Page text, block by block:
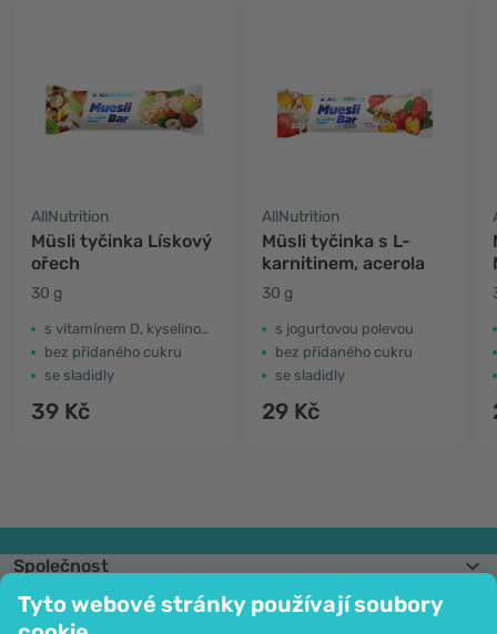
Tyto webové stránky používají soubory
AllNutrition
Müsli tyčinka Lískový
ořech
30 g
s vitamínem D, kyselinou listovou a železem
bez přidaného cukru
se sladidly
39 Kč
AllNutrition
Müsli tyčinka s L-
karnitinem, acerola
30 g
s jogurtovou polevou
bez přidaného cukru
se sladidly
29 Kč
Společnost
Informace
Připojte se k nám